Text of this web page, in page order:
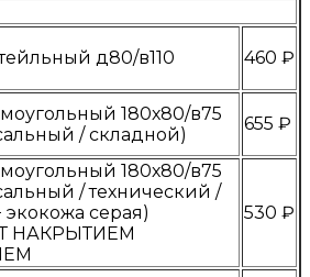
д80/в110 460 ₽
180х80/в75
/ складной)
655 ₽
180х80/в75
/ технический /
экокожа серая)
НАКРЫТИЕМ
530 ₽